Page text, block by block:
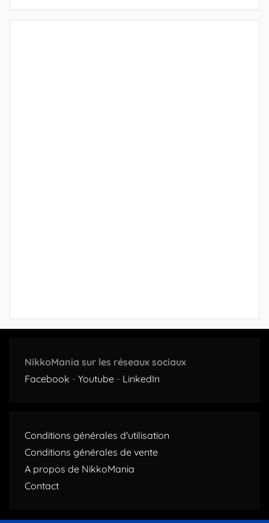
NikkoMania sur les réseaux sociaux
Facebook - Youtube - LinkedIn
Conditions générales d'utilisation
Conditions générales de vente
A propos de NikkoMania
Contact